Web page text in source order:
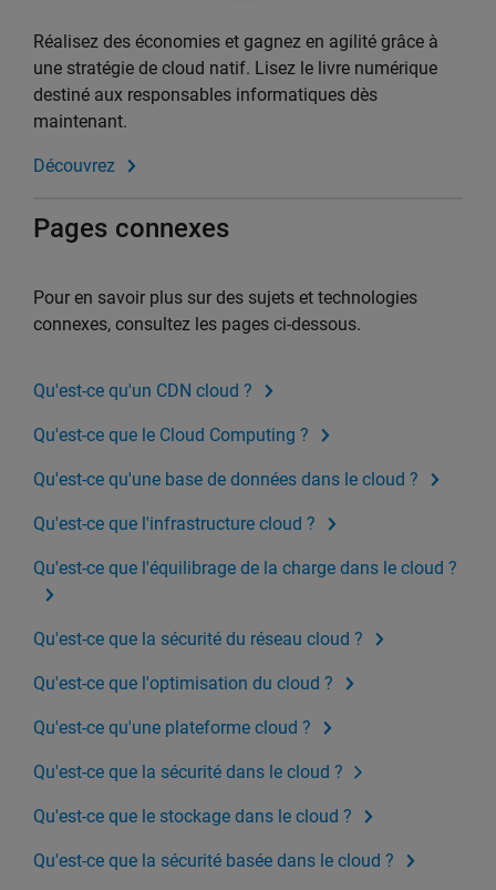
Réalisez des économies et gagnez en agilité grâce à
une stratégie de cloud natif. Lisez le livre numérique
destiné aux responsables informatiques dès
maintenant.
Découvrez
Pages connexes
Pour en savoir plus sur des sujets et technologies
connexes, consultez les pages ci-dessous.
Qu'est-ce qu'un CDN cloud ?
Qu'est-ce que le Cloud Computing ?
Qu'est-ce qu'une base de données dans le cloud ?
Qu'est-ce que l'infrastructure cloud ?
Qu'est-ce que l'équilibrage de la charge dans le cloud ?
Qu'est-ce que la sécurité du réseau cloud ?
Qu'est-ce que l'optimisation du cloud ?
Qu'est-ce qu'une plateforme cloud ?
Qu'est-ce que la sécurité dans le cloud ?
Qu'est-ce que le stockage dans le cloud ?
Qu'est-ce que la sécurité basée dans le cloud ?